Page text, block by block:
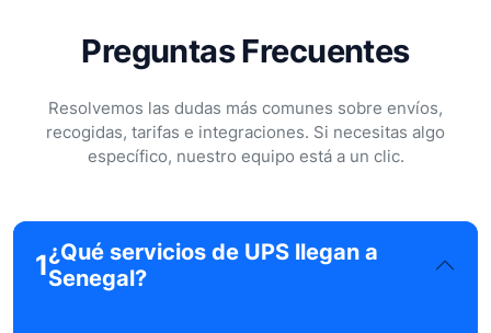
Preguntas Frecuentes
Resolvemos las dudas más comunes sobre envíos,
recogidas, tarifas e integraciones. Si necesitas algo
específico, nuestro equipo está a un clic.
1¿Qué servicios de UPS llegan a
Senegal?